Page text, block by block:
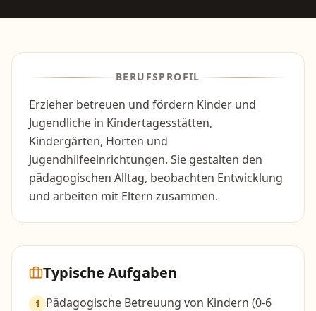
BERUFSPROFIL
Erzieher betreuen und fördern Kinder und
Jugendliche in Kindertagesstätten,
Kindergärten, Horten und
Jugendhilfeeinrichtungen. Sie gestalten den
pädagogischen Alltag, beobachten Entwicklung
und arbeiten mit Eltern zusammen.
Typische Aufgaben
1
Pädagogische Betreuung von Kindern (0-6